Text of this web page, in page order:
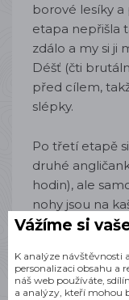
borové lesíky a
etapa nepřišla
zdálo a my si ji
Déšť (čti
před cílem,
slépky.
Po třetí etapě
druhé
hodin), ale
nohy jsou na
Vážíme si
K analýze návštěvnosti
personalizaci obsahu a
náš web používáte,
a analýzy, kteří mohou